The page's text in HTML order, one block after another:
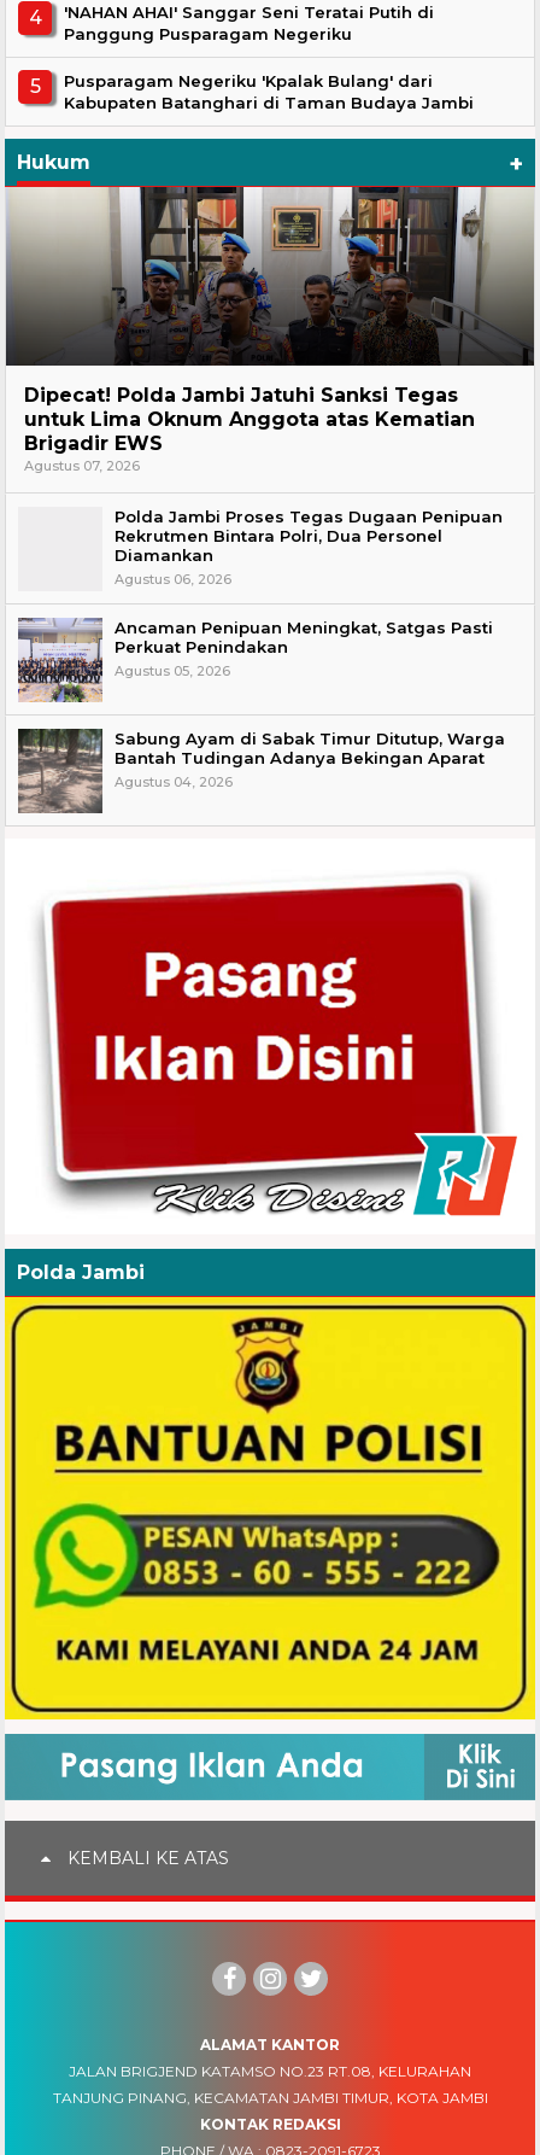
'NAHAN AHAI' Sanggar Seni Teratai Putih di
Panggung Pusparagam Negeriku
Pusparagam Negeriku 'Kpalak Bulang' dari
Kabupaten Batanghari di Taman Budaya Jambi
Hukum +
Dipecat! Polda Jambi Jatuhi Sanksi Tegas
untuk Lima Oknum Anggota atas Kematian
Brigadir EWS
Agustus 07, 2026
Polda Jambi Proses Tegas Dugaan Penipuan
Rekrutmen Bintara Polri, Dua Personel
Diamankan
Agustus 06, 2026
Ancaman Penipuan Meningkat, Satgas Pasti
Perkuat Penindakan
Agustus 05, 2026
Sabung Ayam di Sabak Timur Ditutup, Warga
Bantah Tudingan Adanya Bekingan Aparat
Agustus 04, 2026
Polda Jambi
KEMBALI KE ATAS
ALAMAT KANTOR
JALAN BRIGJEND KATAMSO NO.23 RT.08, KELURAHAN
TANJUNG PINANG, KECAMATAN JAMBI TIMUR, KOTA JAMBI
KONTAK REDAKSI
PHONE / WA : 0823-2091-6723